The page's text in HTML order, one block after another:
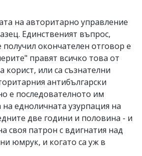
на авторитарно управление
Единственият въпрос,
окончателен отговор е
правят всичко това от
корист, или са съзнателни
антибългарски
е последователното им
едноличната узурпация на
две години и половина - и
своя патрон с вдигнатия над
юмрук, и когато са уж в